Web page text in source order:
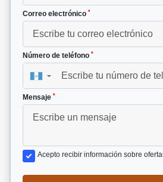
Correo electrónico *
Número de teléfono *
▼
Mensaje *
Acepto recibir información sobre